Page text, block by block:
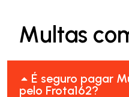
Multas
É seguro pagar
pelo Frota162?